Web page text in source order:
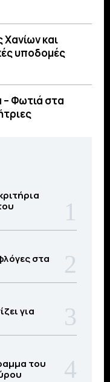
και
υποδομές
– Φωτιά στα
στα
για
του